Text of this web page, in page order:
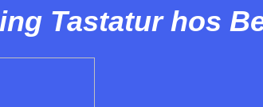
Tastatur hos